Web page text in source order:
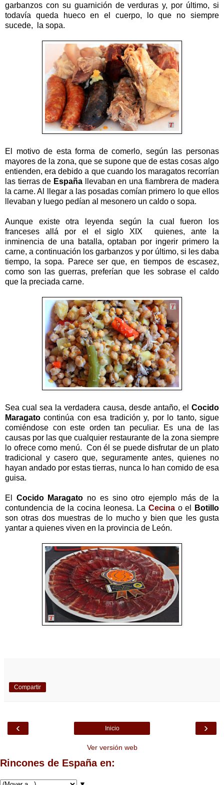
garbanzos con su guarnición de verduras y, por último, si
todavía queda hueco en el cuerpo, lo que no siempre
sucede, la sopa.
El motivo de esta forma de comerlo, según las personas
mayores de la zona, que se supone que de estas cosas algo
entienden, era debido a que cuando los maragatos recorrían
las tierras de España
llevaban en una fiambrera de madera
la carne. Al llegar a las posadas comían primero lo que ellos
llevaban y luego pedían al mesonero un caldo o sopa.
Aunque existe otra leyenda según la cual fueron los
franceses allá por el el siglo XIX quienes, ante la
inminencia de una batalla, optaban por ingerir primero la
carne, a continuación los garbanzos y por último, si les daba
tiempo, la sopa. Parece ser que, en tiempos de escasez,
como son las guerras, preferían que les sobrase el caldo
que la preciada carne.
Sea cual sea la verdadera causa, desde antaño, el Cocido
Maragato continúa con esa tradición y, por lo tanto, sigue
comiéndose con este orden tan peculiar. Es una de las
causas por las que cualquier restaurante de la zona siempre
lo ofrece como menú. Con él se puede disfrutar de un plato
tradicional y casero que, seguramente antes, quienes no
hayan andado por estas tierras, nunca lo han comido de esa
guisa.
El Cocido Maragato no es sino otro ejemplo más de la
contundencia de la cocina leonesa. La Cecina o el
Botillo
son otras dos muestras de lo mucho y bien que les gusta
yantar a quienes viven en la provincia de León.
Compartir
‹ ›
Inicio
Ver versión web
Rincones de España en: